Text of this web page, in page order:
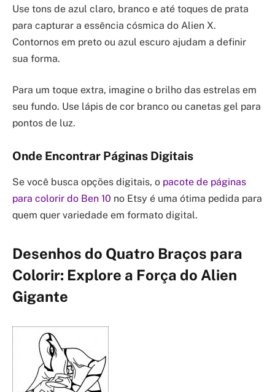
Use tons de azul claro, branco e até toques de prata
para capturar a essência cósmica do Alien X.
Contornos em preto ou azul escuro ajudam a definir
sua forma.
Para um toque extra, imagine o brilho das estrelas em
seu fundo. Use lápis de cor branco ou canetas gel para
pontos de luz.
Onde Encontrar Páginas Digitais
Se você busca opções digitais, o pacote de páginas
para colorir do Ben 10 no Etsy é uma ótima pedida para
quem quer variedade em formato digital.
Desenhos do Quatro Braços para
Colorir: Explore a Força do Alien
Gigante